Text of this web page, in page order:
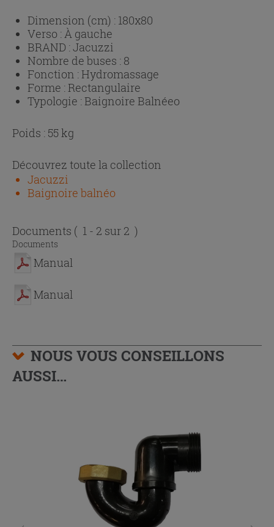
Dimension (cm) : 180x80
Verso :À gauche
BRAND :Jacuzzi
Nombre de buses : 8
Fonction :Hydromassage
Forme :Rectangulaire
Typologie :Baignoire Balnéeo
Poids : 55 kg
Découvrez toute la collection
Jacuzzi
Baignoire balnéo
Documents ( 1 - 2 sur 2 )
Documents
Manual
Manual
NOUS VOUS CONSEILLONS
AUSSI…